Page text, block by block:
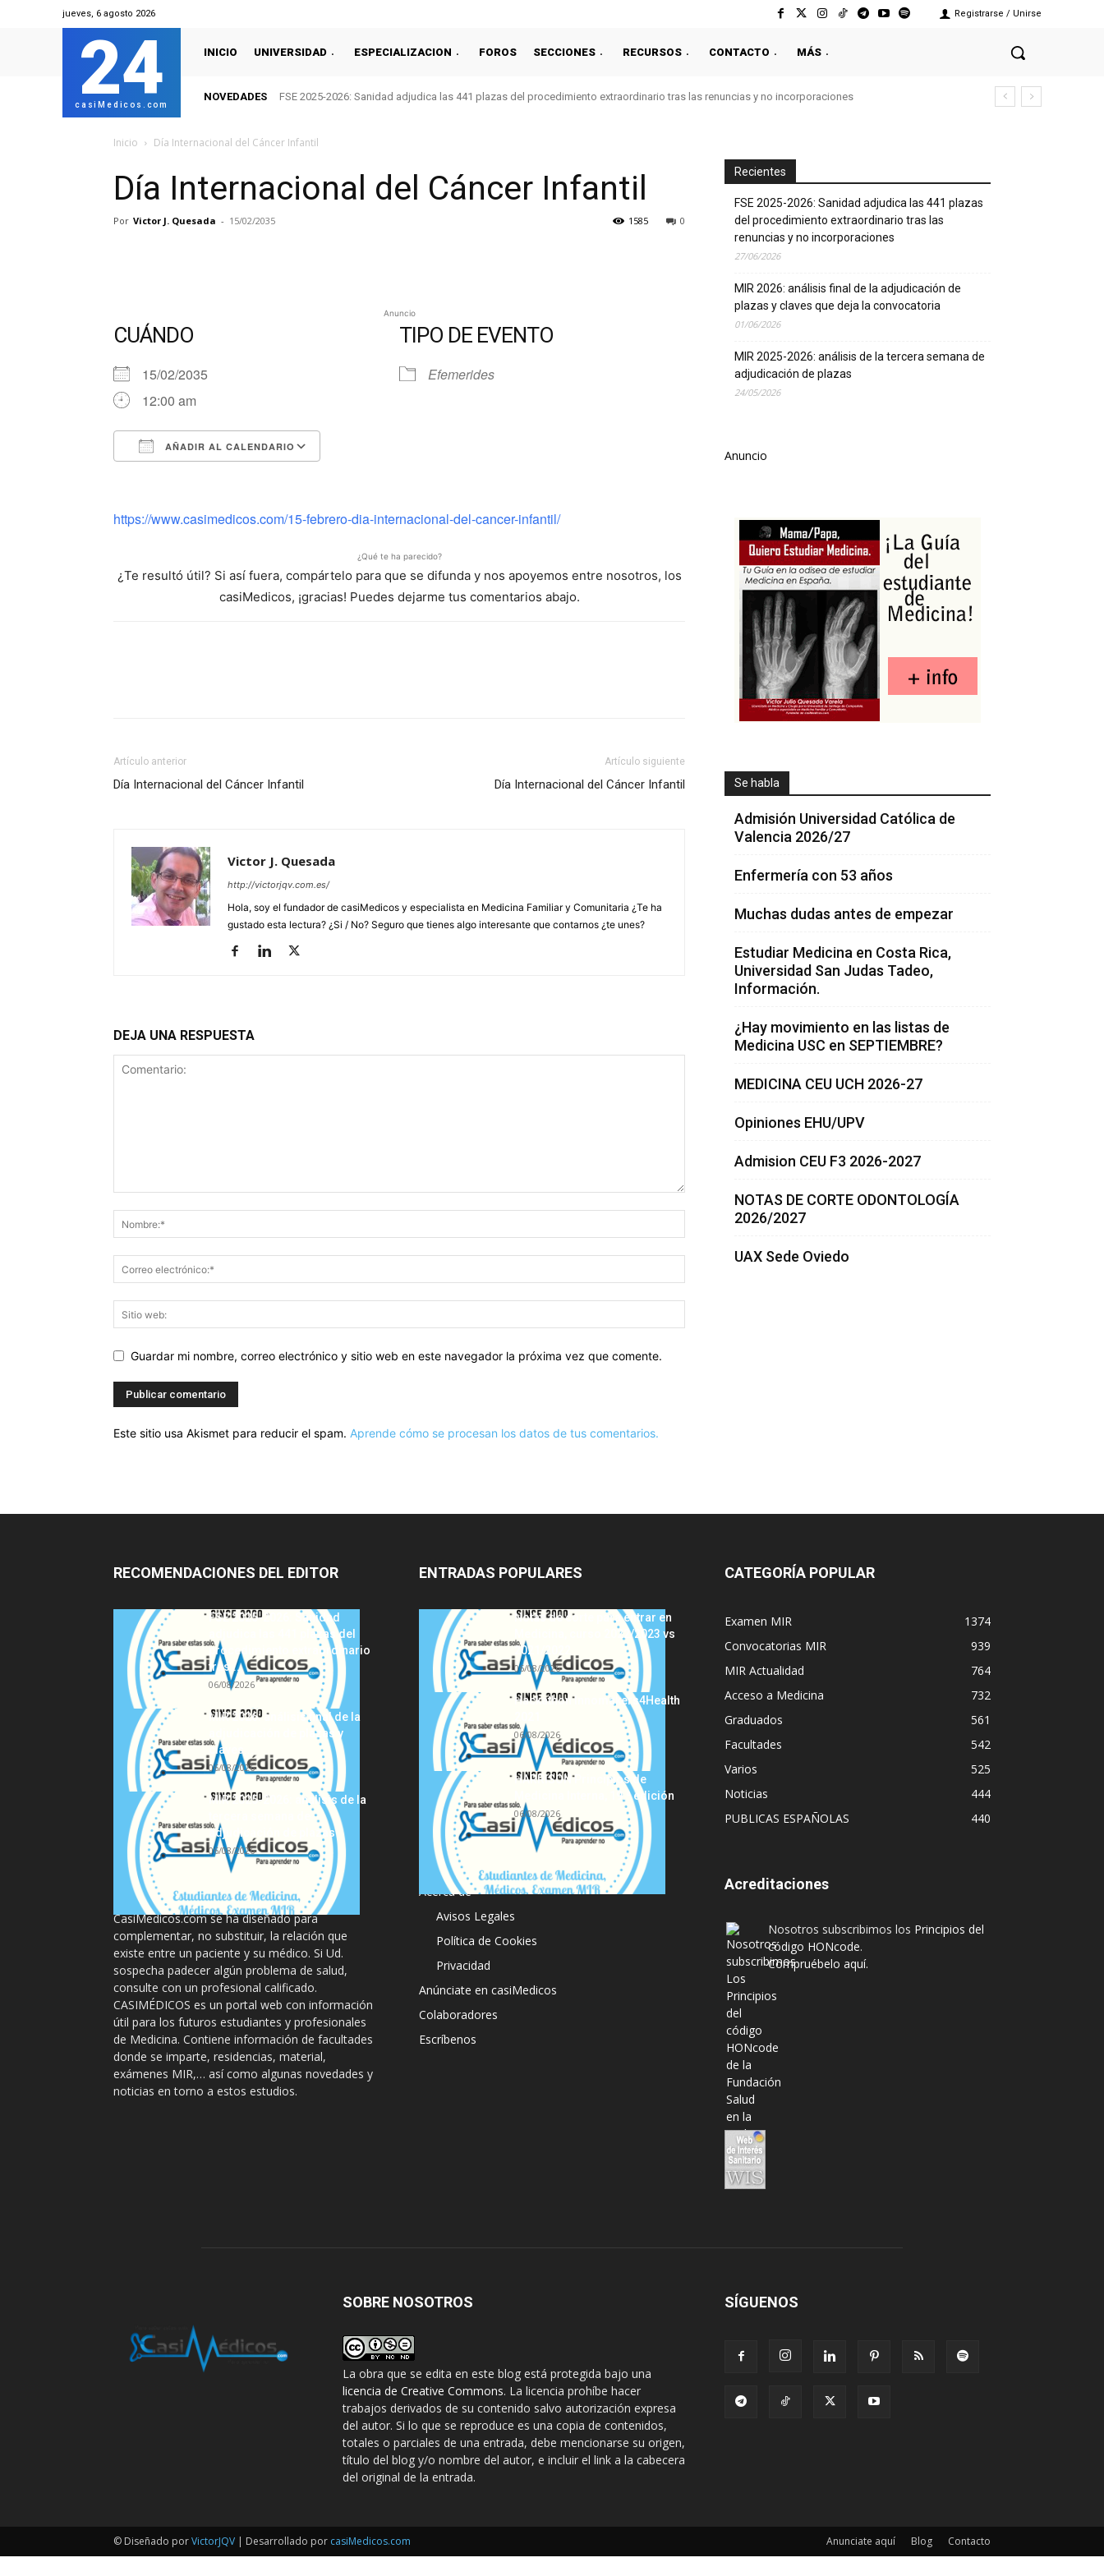
jueves, 6 agosto 2026 Registrarse / Unirse
24
casiMedicos.com
INICIO UNIVERSIDAD ESPECIALIZACION FOROS SECCIONES RECURSOS CONTACTO MÁS
NOVEDADES FSE 2025-2026: Sanidad adjudica las 441 plazas del procedimiento extraordinario tras las renuncias y no incorporaciones
Inicio Día Internacional del Cáncer Infantil
Día Internacional del Cáncer Infantil
Por Victor J. Quesada - 15/02/2035 0
1585
Anuncio
CUÁNDO
15/02/2035
12:00 am
AÑADIR AL CALENDARIO
TIPO DE EVENTO
Efemerides
https://www.casimedicos.com/15-febrero-dia-internacional-del-cancer-infantil/
¿Qué te ha parecido?
¿Te resultó útil? Si así fuera, compártelo para que se difunda y nos apoyemos entre nosotros, los
casiMedicos, ¡gracias! Puedes dejarme tus comentarios abajo.
Artículo anterior
Día Internacional del Cáncer Infantil
Artículo siguiente
Día Internacional del Cáncer Infantil
Victor J. Quesada
http://victorjqv.com.es/
Hola, soy el fundador de casiMedicos y especialista en Medicina Familiar y Comunitaria ¿Te ha
gustado esta lectura? ¿Si / No? Seguro que tienes algo interesante que contarnos ¿te unes?
DEJA UNA RESPUESTA
Guardar mi nombre, correo electrónico y sitio web en este navegador la próxima vez que comente.
Este sitio usa Akismet para reducir el spam. Aprende cómo se procesan los datos de tus comentarios.
Recientes
FSE 2025-2026: Sanidad adjudica las 441 plazas
del procedimiento extraordinario tras las
renuncias y no incorporaciones
27/06/2026
MIR 2026: análisis final de la adjudicación de
plazas y claves que deja la convocatoria
01/06/2026
MIR 2025-2026: análisis de la tercera semana de
adjudicación de plazas
24/05/2026
Anuncio
Se habla
Admisión Universidad Católica de
Valencia 2026/27
Enfermería con 53 años
Muchas dudas antes de empezar
Estudiar Medicina en Costa Rica,
Universidad San Judas Tadeo,
Información.
¿Hay movimiento en las listas de
Medicina USC en SEPTIEMBRE?
MEDICINA CEU UCH 2026-27
Opiniones EHU/UPV
Admision CEU F3 2026-2027
NOTAS DE CORTE ODONTOLOGÍA
2026/2027
UAX Sede Oviedo
RECOMENDACIONES DEL EDITOR
FSE 2025-2026: Sanidad
adjudica las 441 plazas del
procedimiento extraordinario
tras...
06/08/2026
MIR 2026: análisis final de la
adjudicación de plazas y
claves...
06/08/2026
MIR 2025-2026: análisis de la
adjudicación de plazas
06/08/2026
La información proporcionada en
CasiMedicos.com se ha diseñado para
complementar, no substituir, la relación que
existe entre un paciente y su médico. Si Ud.
sospecha padecer algún problema de salud,
consulte con un profesional calificado.
CASIMÉDICOS es un portal web con información
útil para los futuros estudiantes y profesionales
de Medicina. Contiene información de facultades
donde se imparte, residencias, material,
exámenes MIR,… así como algunas novedades y
noticias en torno a estos estudios.
ENTRADAS POPULARES
Notas de corte para entrar en
Medicina, curso 2022/2023 vs
2021/2022
06/08/2026
Hackathon Innomakers4Health
06/08/2026
HARRISON Principios de
Medicina Interna, 19.ª edición
06/08/2026
Acerca de
Avisos Legales
Política de Cookies
Privacidad
Anúnciate en casiMedicos
Colaboradores
Escríbenos
CATEGORÍA POPULAR
Examen MIR
1374
Convocatorias MIR
939
MIR Actualidad
764
Acceso a Medicina
732
Graduados
561
Facultades
542
Varios
525
Noticias
444
PUBLICAS ESPAÑOLAS
440
Acreditaciones
Nosotros subscribimos los Principios del
código HONcode.
Compruébelo aquí.
SOBRE NOSOTROS
La obra que se edita en este blog está protegida bajo una
licencia de Creative Commons. La licencia prohíbe hacer
trabajos derivados de su contenido salvo autorización expresa
del autor. Si lo que se reproduce es una copia de contenidos,
totales o parciales de una entrada, debe mencionarse su origen,
título del blog y/o nombre del autor, e incluir el link a la cabecera
del original de la entrada.
SÍGUENOS
Anunciate aquí Blog Contacto
© Diseñado porVictorJQV | Desarrollado por casiMedicos.com